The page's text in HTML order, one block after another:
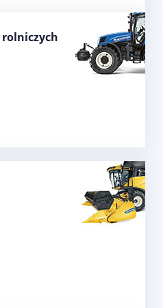
rolniczych